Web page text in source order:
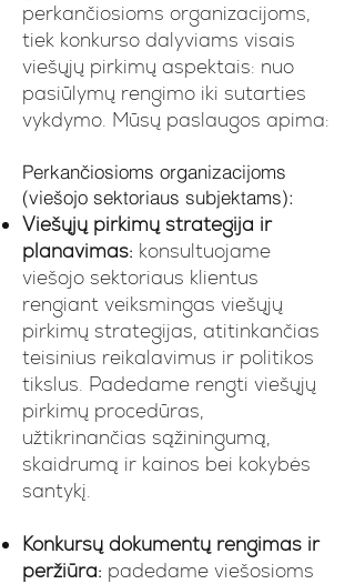
perkančiosioms organizacijoms,
tiek konkurso dalyviams visais
viešųjų pirkimų aspektais: nuo
pasiūlymų rengimo iki sutarties
vykdymo. Mūsų paslaugos apima:
Perkančiosioms organizacijoms
(viešojo sektoriaus subjektams):
Viešųjų pirkimų strategija ir
planavimas: konsultuojame
viešojo sektoriaus klientus
rengiant veiksmingas viešųjų
pirkimų strategijas, atitinkančias
teisinius reikalavimus ir politikos
tikslus. Padedame rengti viešųjų
pirkimų procedūras,
užtikrinančias sąžiningumą,
skaidrumą ir kainos bei kokybės
santykį.
Konkursų dokumentų rengimas ir
peržiūra: padedame viešosioms